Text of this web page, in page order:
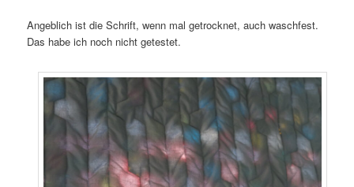
Angeblich ist die Schrift, wenn mal getrocknet, auch waschfest.
Das habe ich noch nicht getestet.